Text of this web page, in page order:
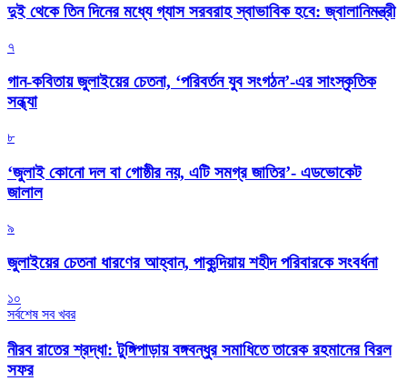
দুই থেকে তিন দিনের মধ্যে গ্যাস সরবরাহ স্বাভাবিক হবে: জ্বালানিমন্ত্রী
৭
গান-কবিতায় জুলাইয়ের চেতনা, ‘পরিবর্তন যুব সংগঠন’-এর সাংস্কৃতিক
সন্ধ্যা
৮
‘জুলাই কোনো দল বা গোষ্ঠীর নয়, এটি সমগ্র জাতির’- এডভোকেট
জালাল
৯
জুলাইয়ের চেতনা ধারণের আহ্বান, পাকুন্দিয়ায় শহীদ পরিবারকে সংবর্ধনা
১০
সর্বশেষ সব খবর
নীরব রাতের শ্রদ্ধা: টুঙ্গিপাড়ায় বঙ্গবন্ধুর সমাধিতে তারেক রহমানের বিরল
সফর